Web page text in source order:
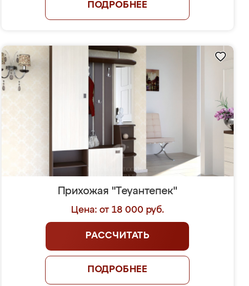
ПОДРОБНЕЕ
Прихожая "Теуантепек"
Цена: от 18 000 руб.
РАССЧИТАТЬ
ПОДРОБНЕЕ